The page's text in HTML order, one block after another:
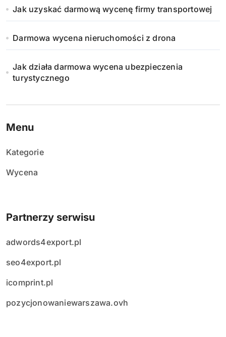
Jak uzyskać darmową wycenę firmy transportowej
Darmowa wycena nieruchomości z drona
Jak działa darmowa wycena ubezpieczenia
turystycznego
Menu
Kategorie
Wycena
Partnerzy serwisu
adwords4export.pl
seo4export.pl
icomprint.pl
pozycjonowaniewarszawa.ovh